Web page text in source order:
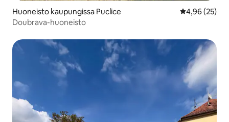
Huoneisto kaupungissa Puclice
4,96 (25)
Doubrava-huoneisto